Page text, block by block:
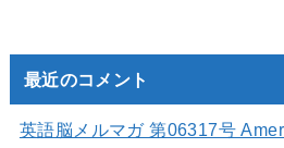
最近のコメント
英語脳メルマガ 第06317号